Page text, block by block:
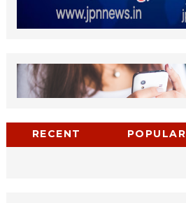
RECENT POPULAR